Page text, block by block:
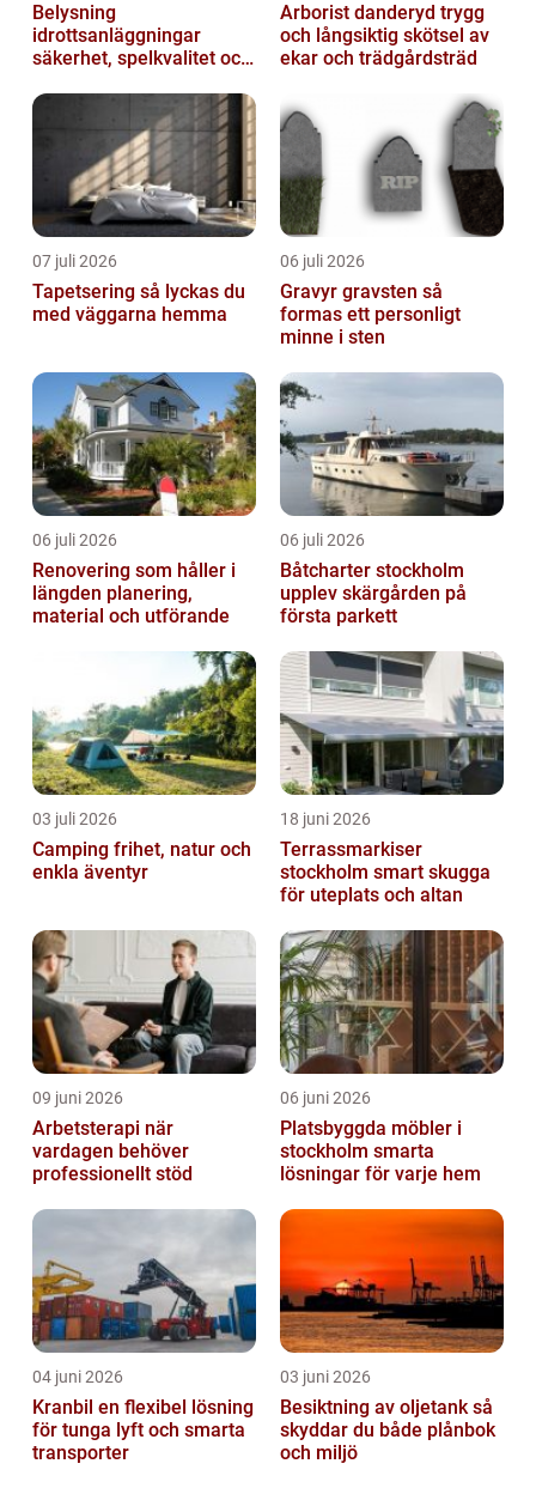
Belysning
idrottsanläggningar
säkerhet, spelkvalitet och
Arborist danderyd trygg
och långsiktig skötsel av
ekar och trädgårdsträd
07 juli 2026
Tapetsering så lyckas du
med väggarna hemma
06 juli 2026
Gravyr gravsten så
formas ett personligt
minne i sten
06 juli 2026
Renovering som håller i
längden planering,
material och utförande
06 juli 2026
Båtcharter stockholm
upplev skärgården på
första parkett
03 juli 2026
Camping frihet, natur och
enkla äventyr
18 juni 2026
Terrassmarkiser
stockholm smart skugga
för uteplats och altan
09 juni 2026
Arbetsterapi när
vardagen behöver
professionellt stöd
06 juni 2026
Platsbyggda möbler i
stockholm smarta
lösningar för varje hem
04 juni 2026
Kranbil en flexibel lösning
för tunga lyft och smarta
transporter
03 juni 2026
Besiktning av oljetank så
skyddar du både plånbok
och miljö